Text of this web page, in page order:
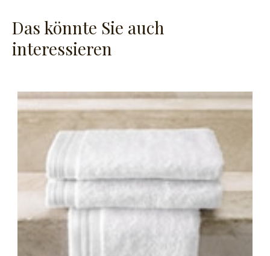
Das könnte Sie auch
interessieren